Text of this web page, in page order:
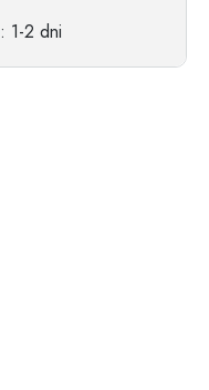
: 1-2 dni